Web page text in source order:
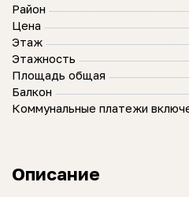
Район
Цена
Этаж
Этажность
Площадь общая
Балкон
Коммунальные платежи
Описание